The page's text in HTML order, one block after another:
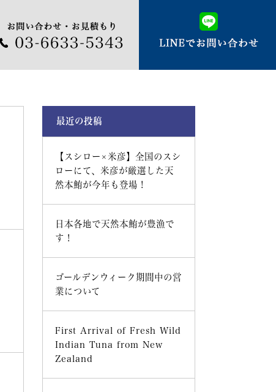
最近の投稿
【スシロー×米彦】全国のスシ
ローにて、米彦が厳選した天
然本鮪が今年も登場！
日本各地で天然本鮪が豊漁で
す！
ゴールデンウィーク期間中の営
業について
First Arrival of Fresh Wild
Indian Tuna from New
Zealand